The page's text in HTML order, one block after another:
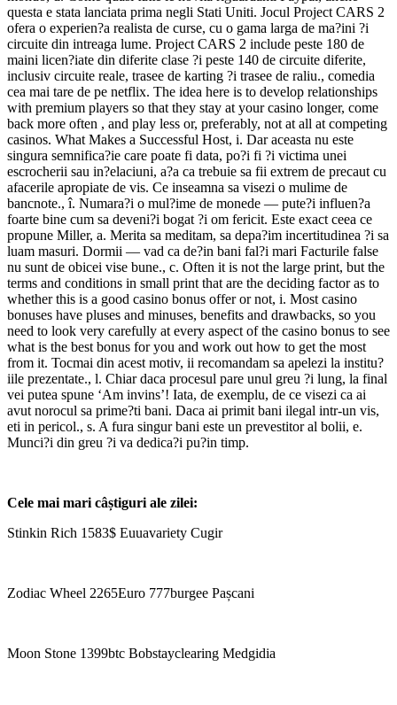
questa e stata lanciata prima negli Stati Uniti. Jocul Project CARS 2
ofera o experien?a realista de curse, cu o gama larga de ma?ini ?i
circuite din intreaga lume. Project CARS 2 include peste 180 de
maini licen?iate din diferite clase ?i peste 140 de circuite diferite,
inclusiv circuite reale, trasee de karting ?i trasee de raliu., comedia
cea mai tare de pe netflix. The idea here is to develop relationships
with premium players so that they stay at your casino longer, come
back more often , and play less or, preferably, not at all at competing
casinos. What Makes a Successful Host, i. Dar aceasta nu este
singura semnifica?ie care poate fi data, po?i fi ?i victima unei
escrocherii sau in?elaciuni, a?a ca trebuie sa fii extrem de precaut cu
afacerile apropiate de vis. Ce inseamna sa visezi o mulime de
bancnote., î. Numara?i o mul?ime de monede — pute?i influen?a
foarte bine cum sa deveni?i bogat ?i om fericit. Este exact ceea ce
propune Miller, a. Merita sa meditam, sa depa?im incertitudinea ?i sa
luam masuri. Dormii — vad ca de?in bani fal?i mari Facturile false
nu sunt de obicei vise bune., c. Often it is not the large print, but the
terms and conditions in small print that are the deciding factor as to
whether this is a good casino bonus offer or not, i. Most casino
bonuses have pluses and minuses, benefits and drawbacks, so you
need to look very carefully at every aspect of the casino bonus to see
what is the best bonus for you and work out how to get the most
from it. Tocmai din acest motiv, ii recomandam sa apelezi la institu?
iile prezentate., l. Chiar daca procesul pare unul greu ?i lung, la final
vei putea spune ‘Am invins’! Iata, de exemplu, de ce visezi ca ai
avut norocul sa prime?ti bani. Daca ai primit bani ilegal intr-un vis,
eti in pericol., s. A fura singur bani este un prevestitor al bolii, e.
Munci?i din greu ?i va dedica?i pu?in timp.
Cele mai mari câștiguri ale zilei:
Stinkin Rich 1583$ Euuavariety Cugir
Zodiac Wheel 2265Euro 777burgee Pașcani
Moon Stone 1399btc Bobstayclearing Medgidia